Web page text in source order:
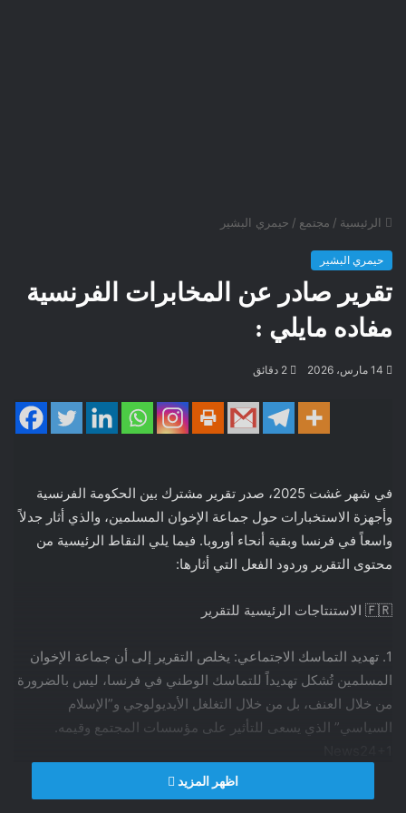
الرئيسية / مجتمع / حيمري البشير
حيمري البشير
تقرير صادر عن المخابرات الفرنسية
مفاده مايلي :
14 مارس، 2026
في شهر غشت 2025، صدر تقرير مشترك بين الحكومة الفرنسية
وأجهزة الاستخبارات حول جماعة الإخوان المسلمين، والذي أثار جدلاً
واسعاً في فرنسا وبقية أنحاء أوروبا. فيما يلي النقاط الرئيسية من
محتوى التقرير وردود الفعل التي أثارها:
🇫🇷 الاستنتاجات الرئيسية للتقرير
1. تهديد التماسك الاجتماعي: يخلص التقرير إلى أن جماعة الإخوان
المسلمين تُشكل تهديداً للتماسك الوطني في فرنسا، ليس بالضرورة
من خلال العنف، بل من خلال التغلغل الأيديولوجي و”الإسلام
السياسي” الذي يسعى للتأثير على مؤسسات المجتمع وقيمه.
اظهر المزيد